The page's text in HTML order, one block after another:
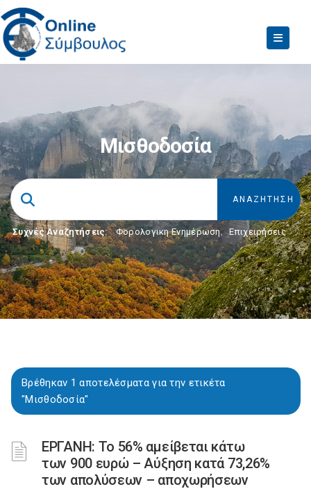
Μισθοδοσία
Συχνές Αναζητήσεις: Φορολογικη Ενημέρωση, Επιχειρήσεις
Βρέθηκαν 1 αποτελέσματα για την ετικέτα
"Μισθοδοσία"
ΕΡΓΑΝΗ: Το 56% αμείβεται κάτω
των 900 ευρώ – Αύξηση κατά 73,26%
των απολύσεων – αποχωρήσεων